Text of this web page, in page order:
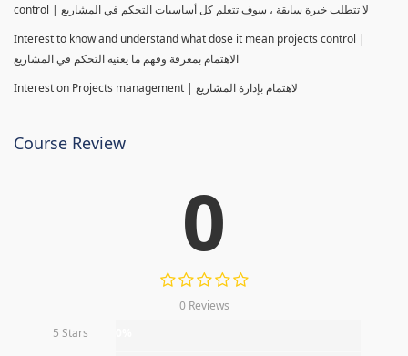
control | لا تتطلب خبرة سابقة ، سوف تتعلم كل أساسيات التحكم في المشاريع
Interest to know and understand what dose it mean projects control |
الاهتمام بمعرفة وفهم ما يعنيه التحكم في المشاريع
Interest on Projects management | لاهتمام بإدارة المشاريع
Course Review
0
0 Reviews
5 Stars